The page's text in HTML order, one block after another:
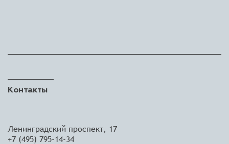
Контакты
Ленинградский проспект, 17
+7 (495) 795-14-34